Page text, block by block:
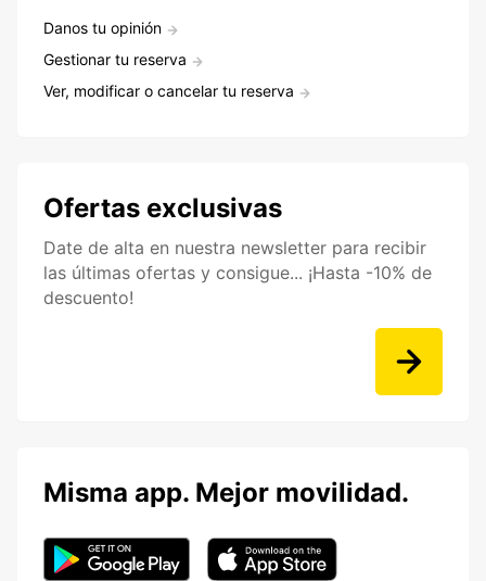
Danos tu opinión
Gestionar tu reserva
Ver, modificar o cancelar tu reserva
Ofertas exclusivas
Date de alta en nuestra newsletter para recibir
las últimas ofertas y consigue... ¡Hasta -10% de
descuento!
Misma app. Mejor movilidad.